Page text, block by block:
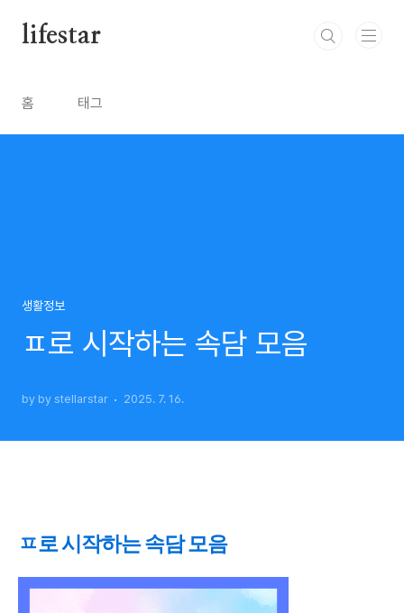
lifestar
홈 태그
생활정보
ㅍ로 시작하는 속담 모음
by by stellarstar 2025. 7. 16.
ㅍ로 시작하는 속담 모음